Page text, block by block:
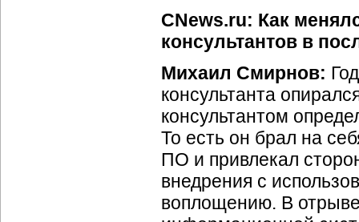
CNews.ru: Как
консультантов в
Михаил Смирнов:
консультанта
консультантом
То есть он брал на
ПО и привлекал
внедрения с
воплощению. В отрыве